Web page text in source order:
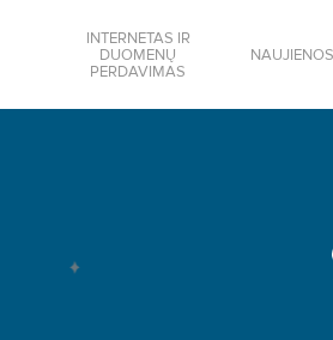
INTERNETAS IR
DUOMENŲ
PERDAVIMAS
NAUJIENOS